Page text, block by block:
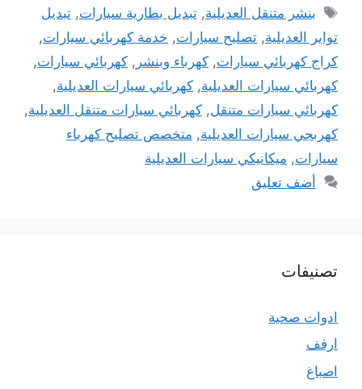
الوسوم
بنشر متنقل العديلية,تبديل بطارية سيارات,تبديل
تواير العديلية, تصليح سيارات, خدمة كهربائي سيارات,
كراج كهربائي سيارات, كهرباء وبنشر , كهربائي سيارات,
كهربائي سيارات العديلية, كهربائي سيارات العديلية,
كهربائي سيارات متنقل, كهربائي سيارات متنقل العديلية,
كهربجي سيارات العديلية, متخصص تصليح كهرباء
سيارات, ميكانيكي سيارات العديلية
أضف تعليق
تصنيفات
ادوات صحية
ارفف
اصباغ